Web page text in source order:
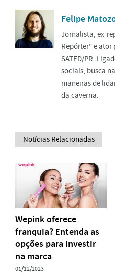
Felipe
Jornalista, ex-
Repórter" e
SATED/PR.
sociais, busca
maneiras de
da caverna.
Notícias Relacionadas
Wepink oferece
franquia? Entenda as
opções para investir
na marca
01/12/2023